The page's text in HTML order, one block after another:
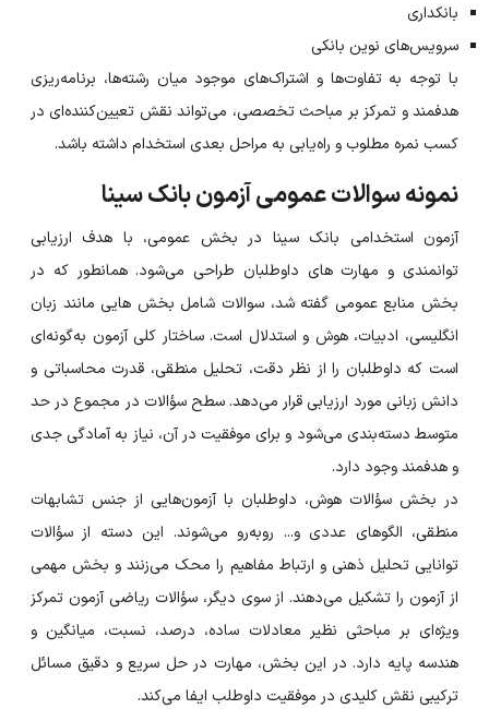
بانکداری
سرویس‌های نوین بانکی
با توجه به تفاوت‌ها و اشتراک‌های موجود میان رشته‌ها، برنامه‌ریزی
هدفمند و تمرکز بر مباحث تخصصی، می‌تواند نقش تعیین‌کننده‌ای در
کسب نمره مطلوب و راه‌یابی به مراحل بعدی استخدام داشته باشد.
نمونه سوالات عمومی آزمون بانک سینا
آزمون استخدامی بانک سینا در بخش عمومی، با هدف ارزیابی
توانمندی و مهارت های داوطلبان طراحی می‌شود. همانطور که در
بخش منابع عمومی گفته شد، سوالات شامل بخش هایی مانند زبان
انگلیسی، ادبیات، هوش و استدلال است. ساختار کلی آزمون به‌گونه‌ای
است که داوطلبان را از نظر دقت، تحلیل منطقی، قدرت محاسباتی و
دانش زبانی مورد ارزیابی قرار می‌دهد. سطح سؤالات در مجموع در حد
متوسط دسته‌بندی می‌شود و برای موفقیت در آن، نیاز به آمادگی جدی
و هدفمند وجود دارد.
در بخش سؤالات هوش، داوطلبان با آزمون‌هایی از جنس تشابهات
منطقی، الگوهای عددی و... روبه‌رو می‌شوند. این دسته از سؤالات
توانایی تحلیل ذهنی و ارتباط مفاهیم را محک می‌زنند و بخش مهمی
از آزمون را تشکیل می‌دهند. از سوی دیگر، سؤالات ریاضی آزمون تمرکز
ویژه‌ای بر مباحثی نظیر معادلات ساده، درصد، نسبت، میانگین و
هندسه پایه دارد. در این بخش، مهارت در حل سریع و دقیق مسائل
ترکیبی نقش کلیدی در موفقیت داوطلب ایفا می‌کند.